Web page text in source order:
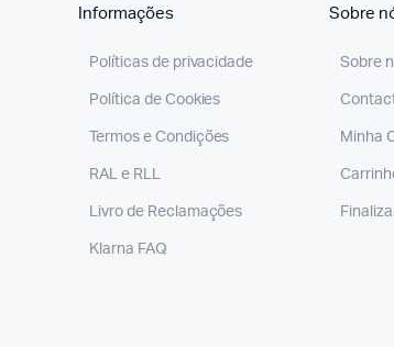
Informações
Políticas de privacidade
Política de Cookies
Termos e Condições
RAL e RLL
Livro de Reclamações
Klarna FAQ
Sobre
Sobre
Minha